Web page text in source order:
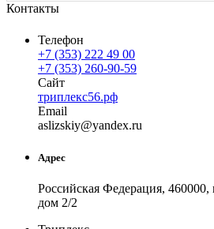
Контакты
Телефон
+7 (353) 222 49 00
+7 (353) 260-90-59
Сайт
триплекс56.рф
Email
aslizskiy@yandex.ru
Адрес
Российская Федерация, 460000,
дом 2/2